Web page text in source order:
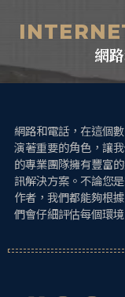
要
內
網
網路和電話，在這個
演著重要的角色，讓
的專業團隊擁有豐富
訊解決方案。不論您
作者，我們都能夠根
們會仔細評估每個環